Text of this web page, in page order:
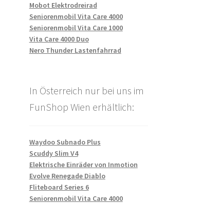
Mobot Elektrodreirad
Seniorenmobil Vita Care 4000
Seniorenmobil Vita Care 1000
Vita Care 4000 Duo
Nero Thunder Lastenfahrrad
In Österreich nur bei uns im
FunShop Wien erhältlich:
Waydoo Subnado Plus
Scuddy Slim V4
Elektrische Einräder von Inmotion
Evolve Renegade Diablo
Fliteboard Series 6
Seniorenmobil Vita Care 4000